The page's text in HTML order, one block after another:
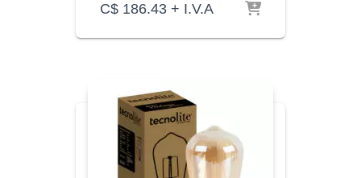
C$ 186.43 + I.V.A